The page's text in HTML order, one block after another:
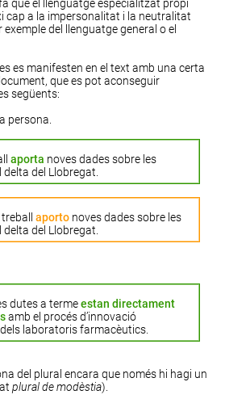
que el llenguatge especialitzat propi
cap a la impersonalitat i la neutralitat
del llenguatge general o el
es manifesten en el text amb una certa
que es pot aconseguir
següents:
persona.
aporta noves dades sobre les
del Llobregat.
aportonoves dades sobre les
del Llobregat.
dutes a termeestan directament
amb el procés d’innovació
laboratoris farmacèutics.
del plural encara que només hi hagi un
plural de modèstia).